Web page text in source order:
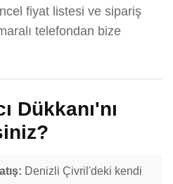
fiyat listesi ve sipariş
telefondan bize
Dükkanı'nı
Denizli Çivril'deki kendi